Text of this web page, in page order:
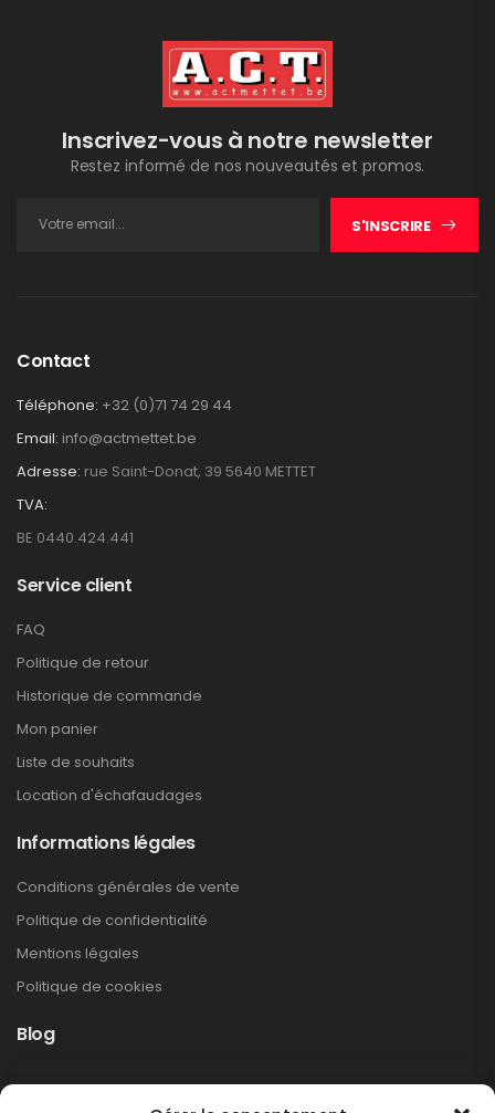
Inscrivez-vous à notre newsletter
Restez informé de nos nouveautés et promos.
S'INSCRIRE
Contact
Téléphone: +32 (0)71 74 29 44
Email: info@actmettet.be
Adresse: rue Saint-Donat, 39 5640 METTET
TVA:
BE 0440.424.441
Service client
FAQ
Politique de retour
Historique de commande
Mon panier
Liste de souhaits
Location d'échafaudages
Informations légales
Conditions générales de vente
Politique de confidentialité
Mentions légales
Politique de cookies
Blog